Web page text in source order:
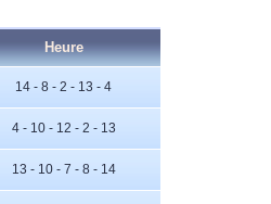
Heure
14 - 8 - 2 - 13 - 4
4 - 10 - 12 - 2 - 13
13 - 10 - 7 - 8 - 14